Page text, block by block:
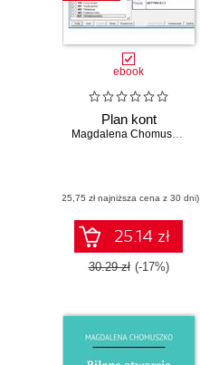
ebook
Plan kont
Magdalena Chomuszko
(25,75 zł najniższa cena z 30 dni)
25.14 zł
30.29 zł (-17%)